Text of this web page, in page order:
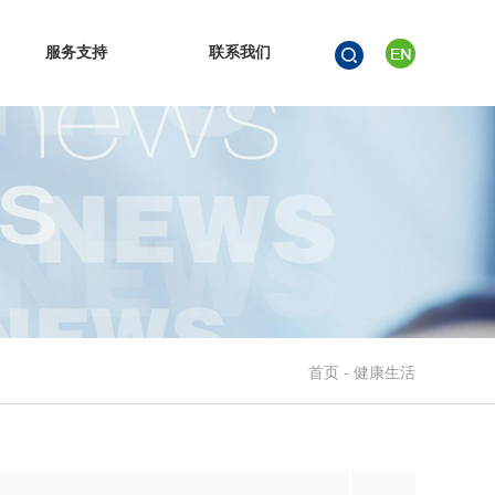
服务支持 联系我们
首页 - 健康生活